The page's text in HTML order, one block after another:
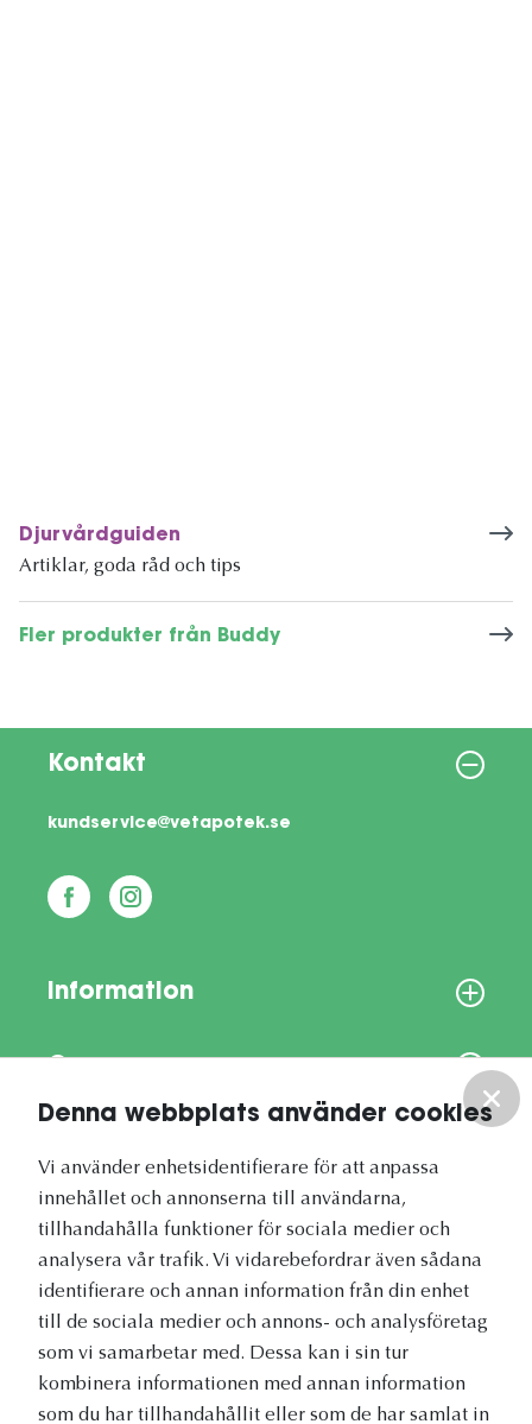
Denna webbplats använder cookies
Vi använder enhetsidentifierare för att anpassa
innehållet och annonserna till användarna,
tillhandahålla funktioner för sociala medier och
analysera vår trafik. Vi vidarebefordrar även sådana
identifierare och annan information från din enhet
till de sociala medier och annons- och analysföretag
som vi samarbetar med. Dessa kan i sin tur
kombinera informationen med annan information
som du har tillhandahållit eller som de har samlat in
Djurvårdguiden
Artiklar, goda råd och tips
Fler produkter från Buddy
Kontakt
kundservice@vetapotek.se
Information
Vetapotek.se är en del av
Evidensia Djursjukvård